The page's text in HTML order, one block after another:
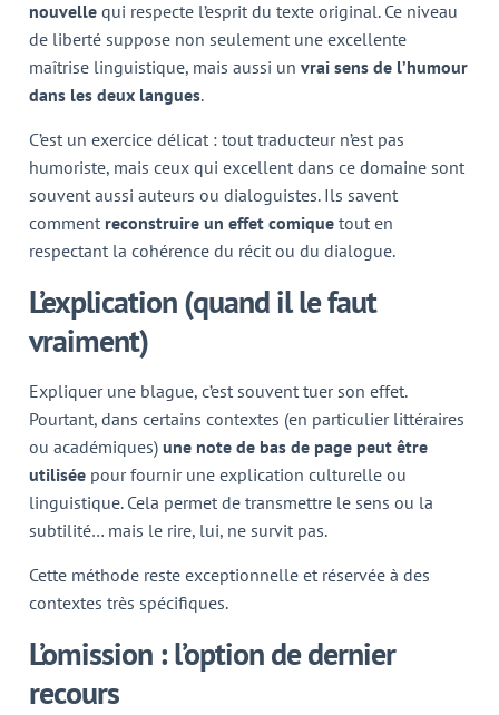
nouvelle qui respecte l’esprit du texte original. Ce niveau
de liberté suppose non seulement une excellente
maîtrise linguistique, mais aussi un vrai sens de l’humour
dans les deux langues.
C’est un exercice délicat : tout traducteur n’est pas
humoriste, mais ceux qui excellent dans ce domaine sont
souvent aussi auteurs ou dialoguistes. Ils savent
comment reconstruire un effet comique tout en
respectant la cohérence du récit ou du dialogue.
L’explication (quand il le faut
vraiment)
Expliquer une blague, c’est souvent tuer son effet.
Pourtant, dans certains contextes (en particulier littéraires
ou académiques) une note de bas de page peut être
utilisée pour fournir une explication culturelle ou
linguistique. Cela permet de transmettre le sens ou la
subtilité… mais le rire, lui, ne survit pas.
Cette méthode reste exceptionnelle et réservée à des
contextes très spécifiques.
L’omission : l’option de dernier
recours